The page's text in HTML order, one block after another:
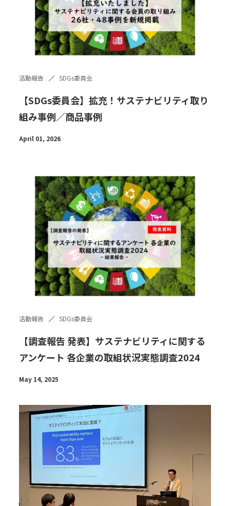
活動報告 SDGs委員会
【SDGs委員会】拡充！サステナビリティ取り
組み事例／商品事例
April 01, 2026
活動報告 SDGs委員会
【調査報告 発表】サステナビリティに関する
アンケート 各企業の取組状況実態調査2024
May 14, 2025